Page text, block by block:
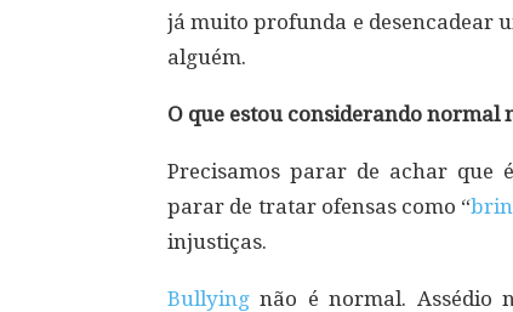
já muito profunda e desencadear
alguém.
O que estou considerando normal
Precisamos parar de achar que
parar de tratar ofensas como “
injustiças.
Bullying não é normal. Assédio